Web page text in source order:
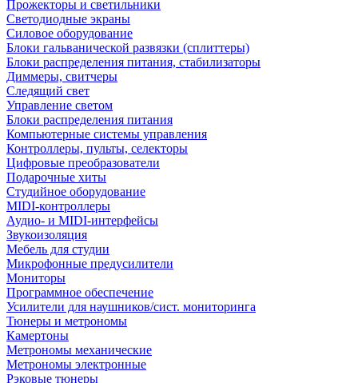
Прожекторы и светильники
Светодиодные экраны
Силовое оборудование
Блоки гальванической развязки (сплиттеры)
Блоки распределения питания, стабилизаторы
Диммеры, свитчеры
Следящий свет
Управление светом
Блоки распределения питания
Компьютерные системы управления
Контроллеры, пульты, селекторы
Цифровые преобразователи
Подарочные хиты
Студийное оборудование
MIDI-контроллеры
Аудио- и MIDI-интерфейсы
Звукоизоляция
Мебель для студии
Микрофонные предусилители
Мониторы
Программное обеспечение
Усилители для наушников/сист. мониторинга
Тюнеры и метрономы
Камертоны
Метрономы механические
Метрономы электронные
Рэковые тюнеры